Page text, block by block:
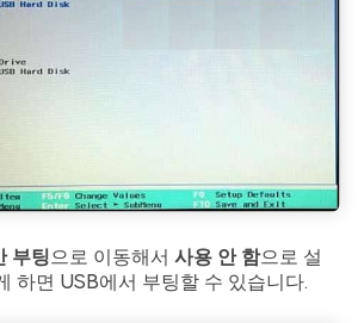
부팅으로 이동해서 사용 안 함으로 설
하면 USB에서 부팅할 수 있습니다.